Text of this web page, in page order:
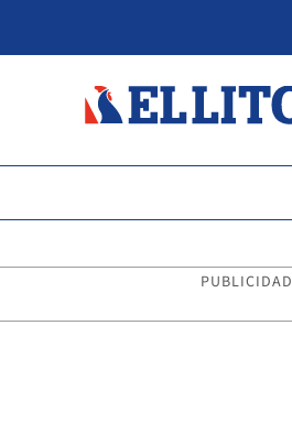
PUBLICIDAD